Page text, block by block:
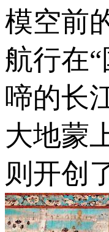
模空前
航行在
啼的长
大地蒙
则开创